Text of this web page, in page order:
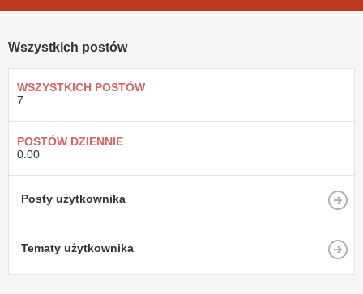
Wszystkich postów
WSZYSTKICH POSTÓW
7
POSTÓW DZIENNIE
0.00
Posty użytkownika
Tematy użytkownika